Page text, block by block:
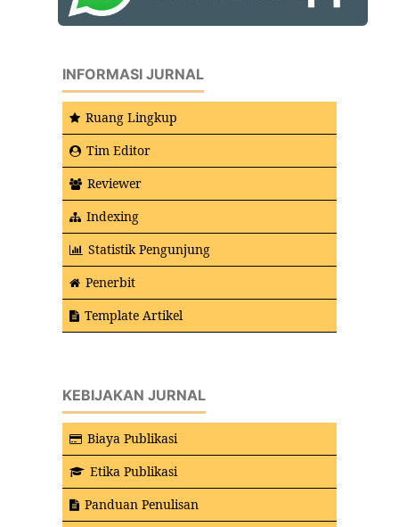
INFORMASI JURNAL
Ruang Lingkup
Tim Editor
Reviewer
Indexing
Statistik Pengunjung
Penerbit
Template Artikel
KEBIJAKAN JURNAL
Biaya Publikasi
Etika Publikasi
Panduan Penulisan